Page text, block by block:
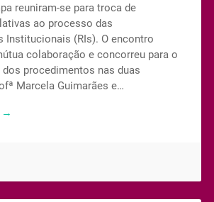
reuniram-se para troca de
ao processo das
Institucionais (RIs). O encontro
colaboração e concorreu para o
procedimentos nas duas
Marcela Guimarães e…
→